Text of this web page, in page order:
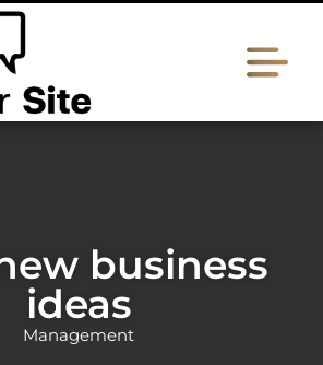
business
ideas
Management